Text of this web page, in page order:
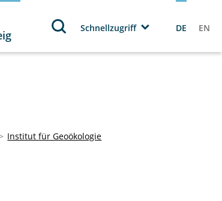
Schnellzugriff DE EN
Institut für Geoökologie